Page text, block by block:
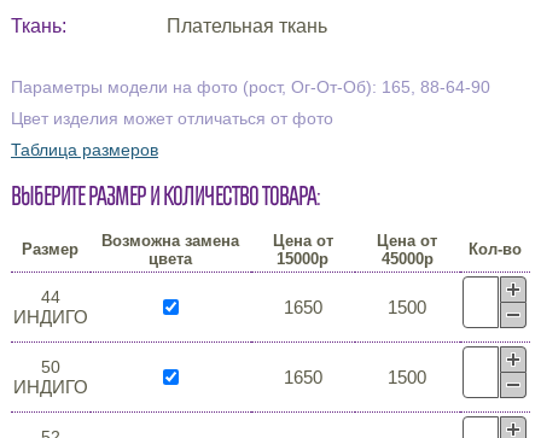
Ткань:
Плательная ткань
Параметры модели на фото (рост, Ог-От-Об): 165, 88-64-90
Цвет изделия может отличаться от фото
Таблица размеров
Выберите размер и количество товара:
Размер
Возможна замена
цвета
Цена от
15000р
Цена от
45000р
Кол-во
44
ИНДИГО 1650 1500
50
ИНДИГО 1650 1500